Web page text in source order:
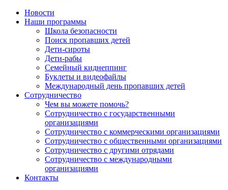
Новости
Наши программы
Школа безопасности
Поиск пропавших детей
Дети-сироты
Дети-рабы
Семейный киднеппинг
Буклеты и видеофайлы
Международный день пропавших детей
Сотрудничество
Чем вы можете помочь?
Сотрудничество с государственными
организациями
Сотрудничество с коммерческими организациями
Сотрудничество с общественными организациями
Сотрудничество с другими отрядами
Сотрудничество с международными
организациями
Контакты